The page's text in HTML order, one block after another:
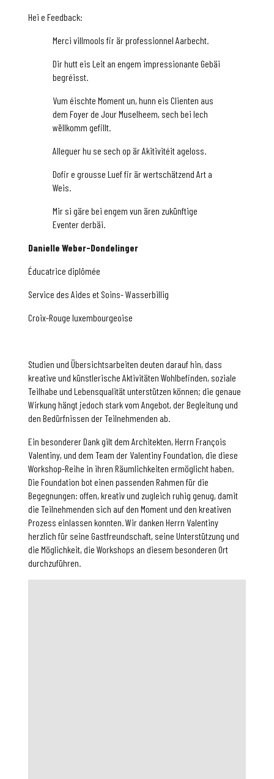
Hei e Feedback:
Merci villmools fir är professionnel Aarbecht.
Dir hutt eis Leit an engem impressionante Gebäi
begréisst.
Vum éischte Moment un, hunn eis Clienten aus
dem Foyer de Jour Muselheem, sech bei Iech
wëllkomm gefillt.
Alleguer hu se sech op är Akitivitéit ageloss.
Dofir e grousse Luef fir är wertschätzend Art a
Weis.
Mir si gäre bei engem vun ären zukünftige
Eventer derbäi.
Danielle Weber-Dondelinger
Éducatrice diplômée
Service des Aides et Soins- Wasserbillig
Croix-Rouge luxembourgeoise
Studien und Übersichtsarbeiten deuten darauf hin, dass
kreative und künstlerische Aktivitäten Wohlbefinden, soziale
Teilhabe und Lebensqualität unterstützen können; die genaue
Wirkung hängt jedoch stark vom Angebot, der Begleitung und
den Bedürfnissen der Teilnehmenden ab.
Ein besonderer Dank gilt dem Architekten, Herrn François
Valentiny, und dem Team der Valentiny Foundation, die diese
Workshop-Reihe in ihren Räumlichkeiten ermöglicht haben.
Die Foundation bot einen passenden Rahmen für die
Begegnungen: offen, kreativ und zugleich ruhig genug, damit
die Teilnehmenden sich auf den Moment und den kreativen
Prozess einlassen konnten. Wir danken Herrn Valentiny
herzlich für seine Gastfreundschaft, seine Unterstützung und
die Möglichkeit, die Workshops an diesem besonderen Ort
durchzuführen.